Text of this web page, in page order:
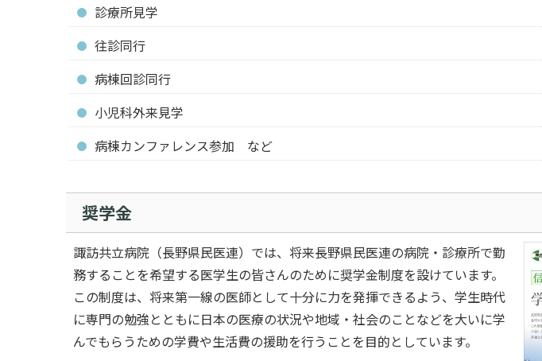
診療所見学
往診同行
病棟回診同行
小児科外来見学
病棟カンファレンス参加 など
奨学金
諏訪共立病院（長野県民医連）では、将来長野県民医連の病院・診療所で勤
務することを希望する医学生の皆さんのために奨学金制度を設けています。
この制度は、将来第一線の医師として十分に力を発揮できるよう、学生時代
に専門の勉強とともに日本の医療の状況や地域・社会のことなどを大いに学
んでもらうための学費や生活費の援助を行うことを目的としています。